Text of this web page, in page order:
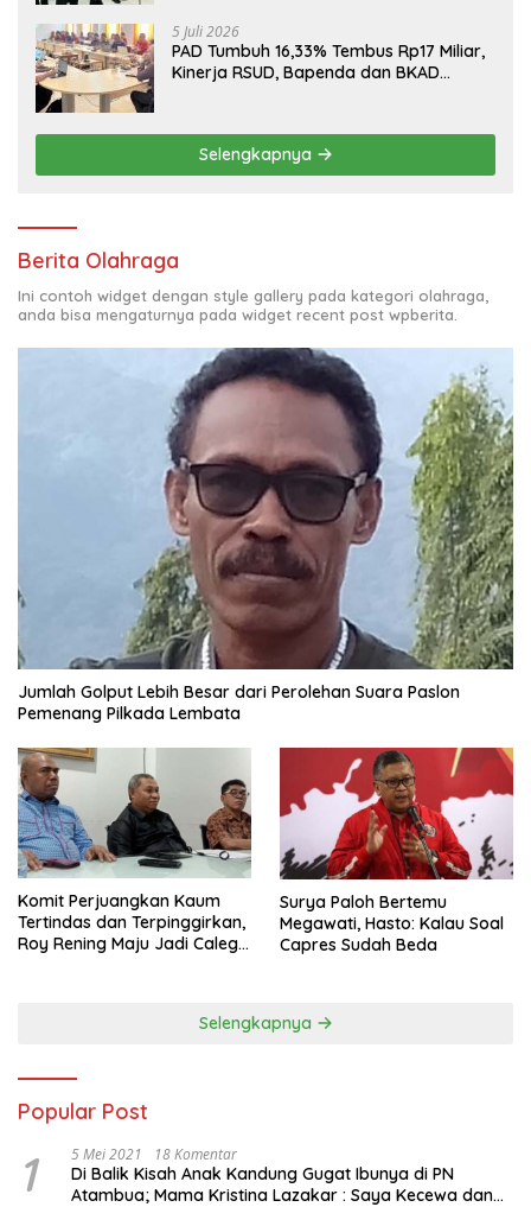
5 Juli 2026
PAD Tumbuh 16,33% Tembus Rp17 Miliar,
Kinerja RSUD, Bapenda dan BKAD
Selengkapnya
Berita Olahraga
Ini contoh widget dengan style gallery pada kategori olahraga,
anda bisa mengaturnya pada widget recent post wpberita.
Jumlah Golput Lebih Besar dari Perolehan Suara Paslon
Pemenang Pilkada Lembata
Komit Perjuangkan Kaum
Tertindas dan Terpinggirkan,
Roy Rening Maju Jadi Caleg
Surya Paloh Bertemu
Megawati, Hasto: Kalau Soal
Capres Sudah Beda
Selengkapnya
Popular Post
1 5 Mei 2021 18 Komentar
Di Balik Kisah Anak Kandung Gugat Ibunya di PN
Atambua; Mama Kristina Lazakar : Saya Kecewa dan